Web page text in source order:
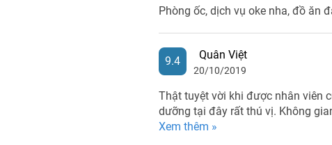
Phòng ốc, dịch vụ oke nha, đồ ăn
9.4 Quân Việt
20/10/2019
Thật tuyệt vời khi được nhân viên
dưỡng tại đây rất thú vị. Không
Xem thêm »